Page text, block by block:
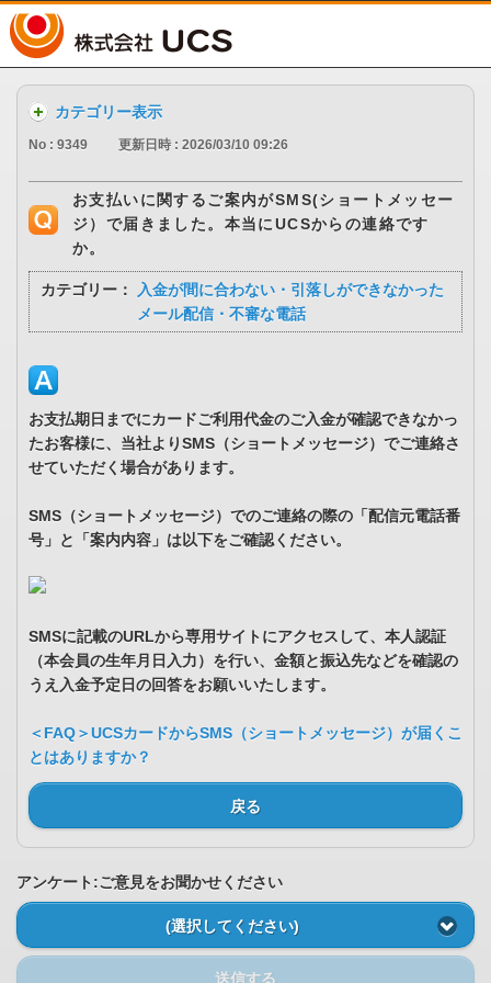
カテゴリー表示
No : 9349 更新日時 : 2026/03/10 09:26
お支払いに関するご案内がSMS(ショートメッセー
ジ）で届きました。本当にUCSからの連絡です
か。
カテゴリー：
入金が間に合わない・引落しができなかった
メール配信・不審な電話
お支払期日までにカードご利用代金のご入金が確認できなかっ
たお客様に、当社よりSMS（ショートメッセージ）でご連絡さ
せていただく場合があります。
SMS（ショートメッセージ）でのご連絡の際の「配信元電話番
号」と「案内内容」は以下をご確認ください。
SMSに記載のURLから専用サイトにアクセスして、本人認証
（本会員の生年月日入力）を行い、金額と振込先などを確認の
うえ入金予定日の回答をお願いいたします。
＜FAQ＞UCSカードからSMS（ショートメッセージ）が届くこ
とはありますか？
戻る
アンケート:ご意見をお聞かせください
(選択してください)
送信する